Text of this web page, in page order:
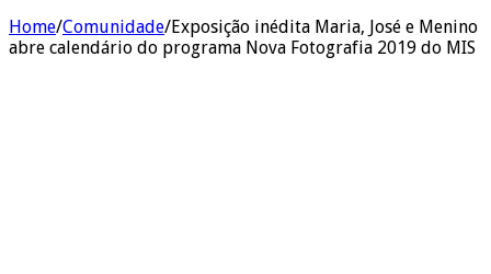
Home/Comunidade/Exposição inédita Maria, José e Menino
abre calendário do programa Nova Fotografia 2019 do MIS